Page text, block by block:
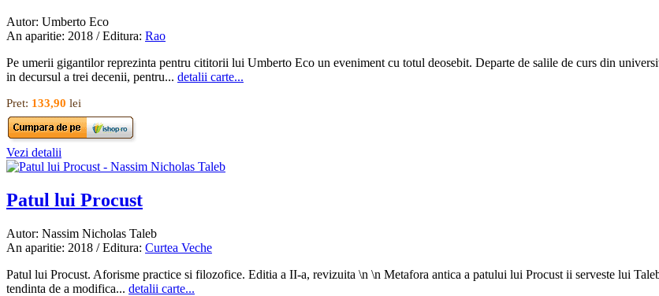
Autor: Umberto Eco
An aparitie: 2018 / Editura: Rao
Pe umerii gigantilor reprezinta pentru cititorii lui Umberto Eco un eveniment cu totul deosebit. Departe de salile de curs din
in decursul a trei decenii, pentru... detalii carte...
Pret: 133,90 lei
Vezi detalii
Patul lui Procust
Autor: Nassim Nicholas Taleb
An aparitie: 2018 / Editura: Curtea Veche
Patul lui Procust. Aforisme practice si filozofice. Editia a II-a, revizuita \n \n Metafora antica a patului lui Procust ii serveste lui
tendinta de a modifica... detalii carte...